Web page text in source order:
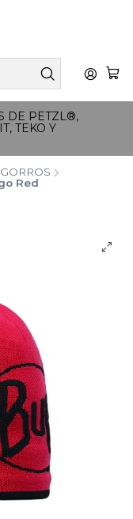
DE PETZL®,
TEKO Y
GORROS
Red